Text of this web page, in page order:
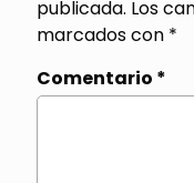
publicada. Los
marcados con *
Comentario *